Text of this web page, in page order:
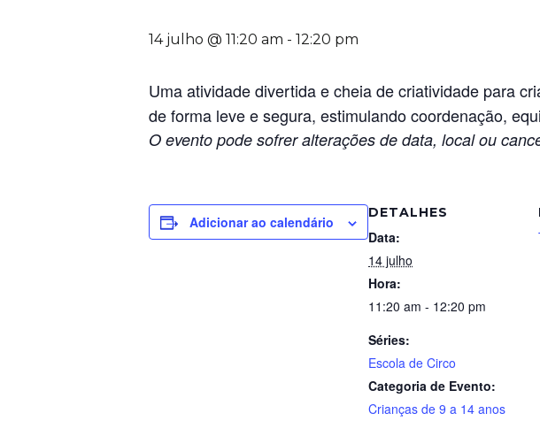
14 julho @ 11:20 am - 12:20 pm
Uma atividade divertida e cheia de criatividade para
de forma leve e segura, estimulando coordenação,
O evento pode sofrer alterações de data, local ou
Adicionar ao calendário
DETALHES
Data:
14 julho
Hora:
11:20 am - 12:20 pm
Séries:
Escola de Circo
Categoria de Evento:
Crianças de 9 a 14 anos